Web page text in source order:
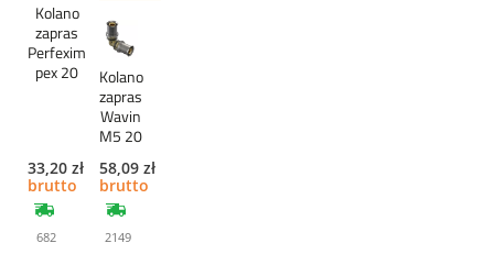
Kolano
zapras
Perfexim
pex 20
33,20 zł
brutto
682
Kolano
zapras
Wavin
M5 20
58,09 zł
brutto
2149